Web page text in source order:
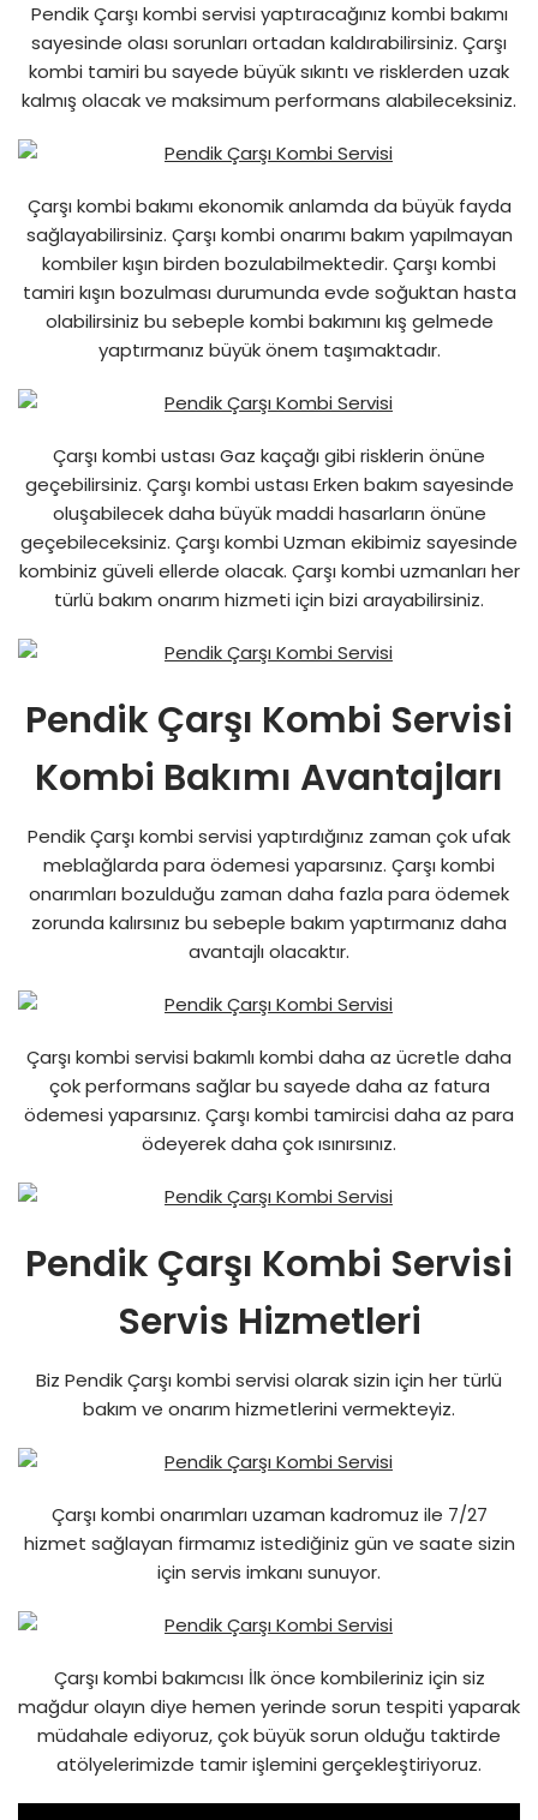
Pendik Çarşı kombi servisi yaptıracağınız kombi bakımı
sayesinde olası sorunları ortadan kaldırabilirsiniz. Çarşı
kombi tamiri bu sayede büyük sıkıntı ve risklerden uzak
kalmış olacak ve maksimum performans alabileceksiniz.
Çarşı kombi bakımı ekonomik anlamda da büyük fayda
sağlayabilirsiniz. Çarşı kombi onarımı bakım yapılmayan
kombiler kışın birden bozulabilmektedir. Çarşı kombi
tamiri kışın bozulması durumunda evde soğuktan hasta
olabilirsiniz bu sebeple kombi bakımını kış gelmede
yaptırmanız büyük önem taşımaktadır.
Çarşı kombi ustası Gaz kaçağı gibi risklerin önüne
geçebilirsiniz. Çarşı kombi ustası Erken bakım sayesinde
oluşabilecek daha büyük maddi hasarların önüne
geçebileceksiniz. Çarşı kombi Uzman ekibimiz sayesinde
kombiniz güveli ellerde olacak. Çarşı kombi uzmanları her
türlü bakım onarım hizmeti için bizi arayabilirsiniz.
Pendik Çarşı Kombi Servisi
Kombi Bakımı Avantajları
Pendik Çarşı kombi servisi yaptırdığınız zaman çok ufak
meblağlarda para ödemesi yaparsınız. Çarşı kombi
onarımları bozulduğu zaman daha fazla para ödemek
zorunda kalırsınız bu sebeple bakım yaptırmanız daha
avantajlı olacaktır.
Çarşı kombi servisi bakımlı kombi daha az ücretle daha
çok performans sağlar bu sayede daha az fatura
ödemesi yaparsınız. Çarşı kombi tamircisi daha az para
ödeyerek daha çok ısınırsınız.
Pendik Çarşı Kombi Servisi
Servis Hizmetleri
Biz Pendik Çarşı kombi servisi olarak sizin için her türlü
bakım ve onarım hizmetlerini vermekteyiz.
Çarşı kombi onarımları uzaman kadromuz ile 7/27
hizmet sağlayan firmamız istediğiniz gün ve saate sizin
için servis imkanı sunuyor.
Çarşı kombi bakımcısı İlk önce kombileriniz için siz
mağdur olayın diye hemen yerinde sorun tespiti yaparak
müdahale ediyoruz, çok büyük sorun olduğu taktirde
atölyelerimizde tamir işlemini gerçekleştiriyoruz.